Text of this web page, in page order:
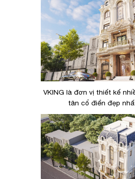
VKING là đơn vị thiết kế
tân cổ điển đẹp